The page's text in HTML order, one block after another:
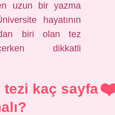
uzun bir yazma
hayatının
biri olan tez
dikkatli
kaç sayfa